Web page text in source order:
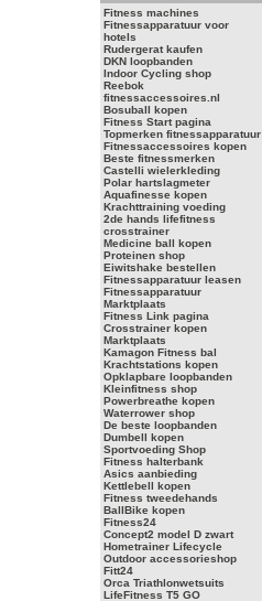
Fitness machines
Fitnessapparatuur voor
hotels
Rudergerat kaufen
DKN loopbanden
Indoor Cycling shop
Reebok
fitnessaccessoires.nl
Bosuball kopen
Fitness Start pagina
Topmerken fitnessapparatuur
Fitnessaccessoires kopen
Beste fitnessmerken
Castelli wielerkleding
Polar hartslagmeter
Aquafinesse kopen
Krachttraining voeding
2de hands lifefitness
crosstrainer
Medicine ball kopen
Proteinen shop
Eiwitshake bestellen
Fitnessapparatuur leasen
Fitnessapparatuur
Marktplaats
Fitness Link pagina
Crosstrainer kopen
Marktplaats
Kamagon Fitness bal
Krachtstations kopen
Opklapbare loopbanden
Kleinfitness shop
Powerbreathe kopen
Waterrower shop
De beste loopbanden
Dumbell kopen
Sportvoeding Shop
Fitness halterbank
Asics aanbieding
Kettlebell kopen
Fitness tweedehands
BallBike kopen
Fitness24
Concept2 model D zwart
Hometrainer Lifecycle
Outdoor accessorieshop
Fitt24
Orca Triathlonwetsuits
LifeFitness T5 GO